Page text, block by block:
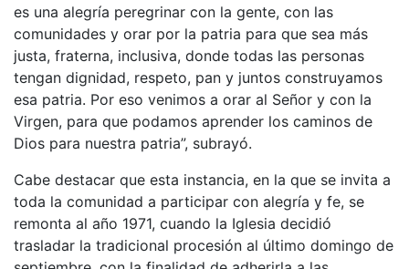
es una alegría peregrinar con la gente, con las
comunidades y orar por la patria para que sea más
justa, fraterna, inclusiva, donde todas las personas
tengan dignidad, respeto, pan y juntos construyamos
esa patria. Por eso venimos a orar al Señor y con la
Virgen, para que podamos aprender los caminos de
Dios para nuestra patria”, subrayó.
Cabe destacar que esta instancia, en la que se invita a
toda la comunidad a participar con alegría y fe, se
remonta al año 1971, cuando la Iglesia decidió
trasladar la tradicional procesión al último domingo de